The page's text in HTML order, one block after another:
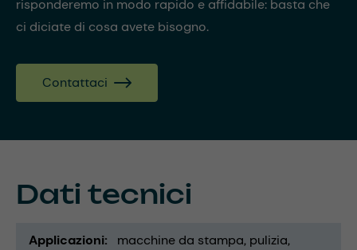
risponderemo in modo rapido e affidabile: basta che
ci diciate di cosa avete bisogno.
Contattaci
Dati tecnici
Applicazioni macchine da stampa pulizia